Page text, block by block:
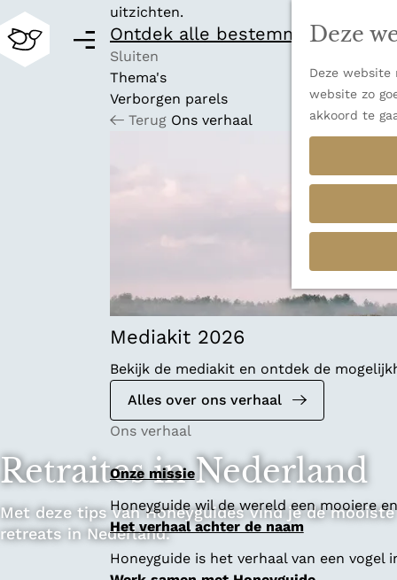
Deze
Deze
website zo
akkoord te
M
uitzichten.
Ontdek alle bestemmingen
Sluiten
Thema's
Verborgen parels
Terug Ons verhaal
Mediakit 2026
Bekijk de mediakit en ontdek de
Alles over ons verhaal
Ons verhaal
Onze missie
Honeyguide wil de wereld een mooiere
Het verhaal achter de naam
Honeyguide is het verhaal van een
Retraites in Nederland
Met deze tips van Honeyguides vind je de mooiste
retreats in Nederland.